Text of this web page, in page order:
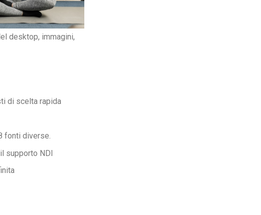
desktop, immagini,
di scelta rapida
fonti diverse.
supporto NDI